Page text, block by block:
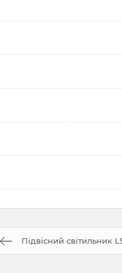
Підвісний світильник